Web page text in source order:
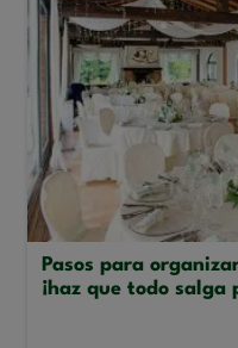
Pasos para
¡haz que todo salga